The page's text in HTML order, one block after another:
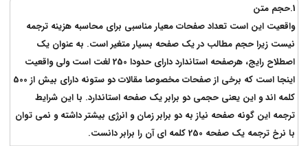
1.حجم متن
واقعیت این است تعداد صفحات معیار مناسبی برای محاسبه هزینه ترجمه
نیست زیرا حجم مطالب در یک صفحه بسیار متغیر است. به عنوان یک
اصطلاح رایج، هرصفحه استاندارد دارای حدودا 250 لغت است ولی واقعیت
اینجا است که برخی از صفحات مخصوصا مقالات دو ستونه دارای بیش از 500
کلمه اند و این یعنی حجمی دو برابر یک صفحه استاندارد. با این شرایط
ترجمه این گونه صفحه نیاز به دو برابر زمان و انرژی بیشتر داشته و نمی توان
با نرخ ترجمه یک صفحه 250 کلمه ای آن را برابر دانست.